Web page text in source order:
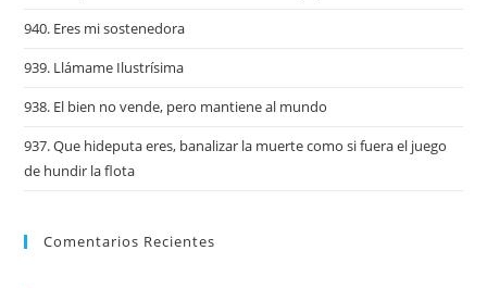
940. Eres mi sostenedora
939. Llámame Ilustrísima
938. El bien no vende, pero mantiene al mundo
937. Que hideputa eres, banalizar la muerte como si fuera el juego
de hundir la flota
Comentarios Recientes